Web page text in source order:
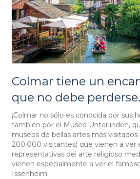
Colmar tiene un
que no debe perderse.
¡Colmar no sólo es conocida por sus
también por el Museo Unterlinden,
museos de bellas artes más visitados
200.000 visitantes) que vienen a ver
representativas del arte religioso
vienen especialmente a ver el
Issenheim.